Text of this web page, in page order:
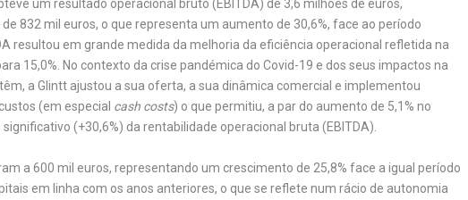
um resultado operacional bruto (EBITDA) de 3,6 milhões de euros,
832 mil euros, o que representa um aumento de 30,6%, face ao período
resultou em grande medida da melhoria da eficiência operacional refletida na
15,0%. No contexto da crise pandémica do Covid-19 e dos seus impactos na
a Glintt ajustou a sua oferta, a sua dinâmica comercial e implementou
(em especial cash costs) o que permitiu, a par do aumento de 5,1% no
(+30,6%) da rentabilidade operacional bruta (EBITDA).
a 600 mil euros, representando um crescimento de 25,8% face a igual período
em linha com os anos anteriores, o que se reflete num rácio de autonomia